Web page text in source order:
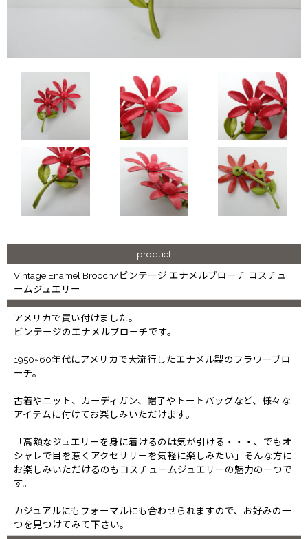
product
Vintage Enamel Brooch/ビンテージ エナメルブローチ コスチュ
ームジュエリー
アメリカで買い付けました。
ビンテージのエナメルブローチです。
1950~60年代にアメリカで大流行したエナメル製のフラワーブロ
ーチ。
古着やニット、カーディガン、帽子やトートバッグなど、様々な
アイテムに付けてお楽しみいただけます。
「高額なジュエリーを身に着けるのは気が引ける・・・、でもオ
シャレで目を惹くアクセサリーを気軽に楽しみたい」そんな方に
お楽しみいただけるのもコスチュームジュエリーの魅力の一つで
す。
カジュアルにもフォーマルにも合わせられますので、お好みの一
つを見つけてみて下さい。